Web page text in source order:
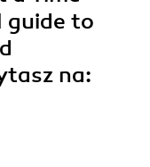
guide to
na: